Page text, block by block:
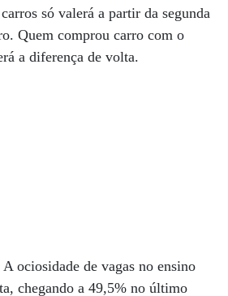
só valerá a partir da segunda
Quem comprou carro com o
a diferença de volta.
A ociosidade de vagas no ensino
chegando a 49,5% no último